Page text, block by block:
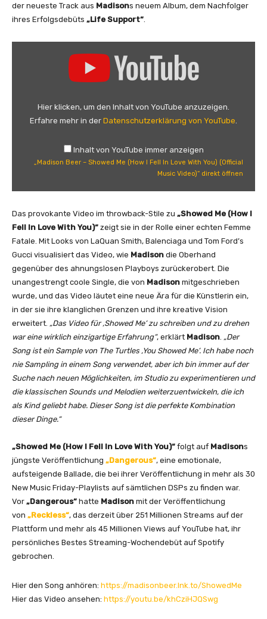
der neueste Track aus Madisons neuem Album, dem Nachfolger
ihres Erfolgsdebüts „Life Support“
–
S
h
o
w
e
d
M
e
(
H
o
w
I
F
e
I
n
L
o
v
e
W
i
h
Y
Hier klicken, um den Inhalt von YouTube anzuzeigen.
Erfahre mehr in der Datenschutzerklärung von YouTube
Inhalt von YouTube immer anzeigen
„Madison Beer – Showed Me (How I Fell In Love With You) (Official
Music Video)“ direkt öffnen
Das provokante Video im throwback-Stile zu „Showed Me (How I
Fell In Love With You)“ zeigt sie in der Rolle einer echten Femme
Fatale. Mit Looks von LaQuan Smith, Balenciaga und Tom Ford’s
Gucci visualisiert das Video, wie Madison die Oberhand
gegenüber des ahnungslosen Playboys zurückerobert. Die
unangestrengt coole Single, die von Madison mitgeschrieben
wurde, und das Video läutet eine neue Ära für die Künstlerin ein,
in der sie ihre klanglichen Grenzen und ihre kreative Vision
erweitert. „Das Video für ‚Showed Me‘ zu schreiben und zu drehen
war eine wirklich einzigartige Erfahrung“, erklärt Madison „Der
Song ist ein Sample von The Turtles ‚You Showed Me‘. Ich habe noch
nie Sampling in einem Song verwendet, aber ich bin immer auf der
Suche nach neuen Möglichkeiten, im Studio zu experimentieren und
die klassischen Sounds und Melodien weiterzuentwickeln, die ich
als Kind geliebt habe. Dieser Song ist die perfekte Kombination
dieser Dinge.“
„Showed Me (How I Fell In Love With You)“ folgt auf Madisons
jüngste Veröffentlichung „Dangerous“, eine emotionale,
aufsteigende Ballade, die bei ihrer Veröffentlichung in mehr als 30
New Music Friday-Playlists auf sämtlichen DSPs zu finden war.
Vor „Dangerous“ hatte Madison mit der Veröffentlichung
von „Reckless“, das derzeit über 251 Millionen Streams auf der
Plattform und mehr als 45 Millionen Views auf YouTube hat, ihr
persönliches Bestes Streaming-Wochendebüt auf Spotify
gebrochen.
Hier den Song anhören: https://madisonbeer.lnk.to/ShowedMe
Hier das Video ansehen: https://youtu.be/khCziHJQSwg